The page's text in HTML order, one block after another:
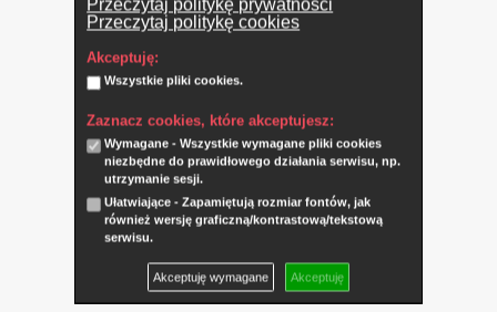
Przeczytaj politykę prywatności
Przeczytaj politykę cookies
Akceptuję:
Wszystkie pliki cookies.
Zaznacz cookies, które akceptujesz:
Wymagane - Wszystkie wymagane pliki cookies
niezbędne do prawidłowego działania serwisu, np.
utrzymanie sesji.
Ułatwiające - Zapamiętują rozmiar fontów, jak
również wersję graficzną/kontrastową/tekstową
serwisu.
Akceptuję wymagane Akceptuję